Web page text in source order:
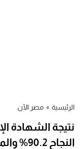
الرئيسية » مصر الآن
النجاح 90.2% والمحافظ يهاتف الأوائل بنفسه